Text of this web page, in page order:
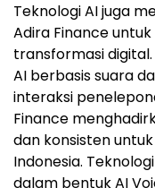
Teknologi AI juga
Adira Finance
transformasi
AI berbasis suara
interaksi
Finance
dan konsisten
Indonesia.
dalam bentuk AI